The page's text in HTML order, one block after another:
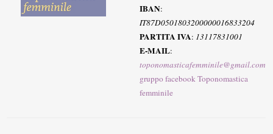
IBAN:
IT87D0501803200000016833204
PARTITA IVA: 13117831001
E-MAIL:
toponomasticafemminile@gmail.com
gruppo facebook Toponomastica
femminile